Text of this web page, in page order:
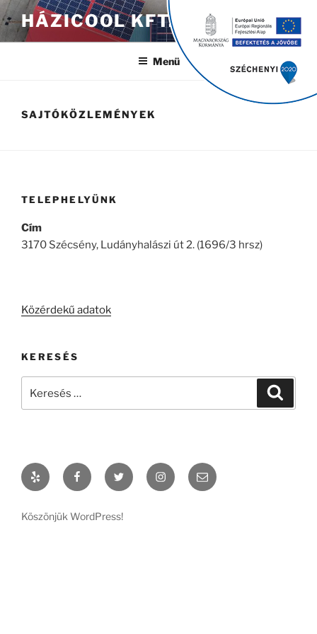
Tartalomhoz
HÁZICOOL KFT.
Menü
SAJTÓKÖZLEMÉNYEK
TELEPHELYÜNK
Cím
3170 Szécsény, Ludányhalászi út 2. (1696/3 hrsz)
Közérdekű adatok
KERESÉS
Yelp FacebookTwitter InstagramEmail
Köszönjük WordPress!